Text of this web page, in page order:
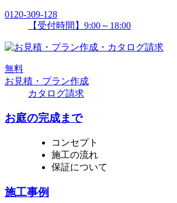
0120-309-128
【受付時間】9:00～18:00
無料
お見積・プラン作成
カタログ請求
お庭の完成まで
コンセプト
施工の流れ
保証について
施工事例